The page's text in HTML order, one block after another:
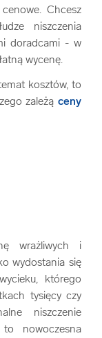
Chcesz
niszczenia
doradcami - w
wycenę.
kosztów, to
zależą ceny
wrażliwych i
wydostania się
którego
tysięcy czy
niszczenie
nowoczesna